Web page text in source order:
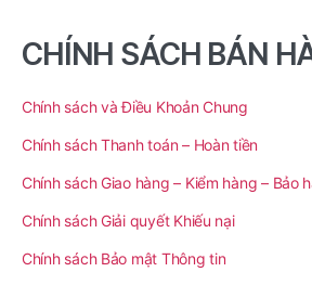
CHÍNH SÁCH BÁN
Chính sách và Điều Khoản Chung
Chính sách Thanh toán – Hoàn tiền
Chính sách Giao hàng – Kiểm hàng – Bảo
Chính sách Giải quyết Khiếu nại
Chính sách Bảo mật Thông tin